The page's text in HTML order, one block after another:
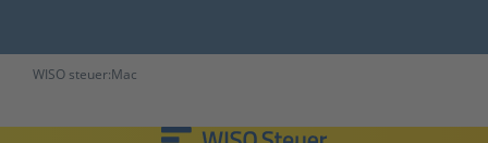
WISO steuer:Mac